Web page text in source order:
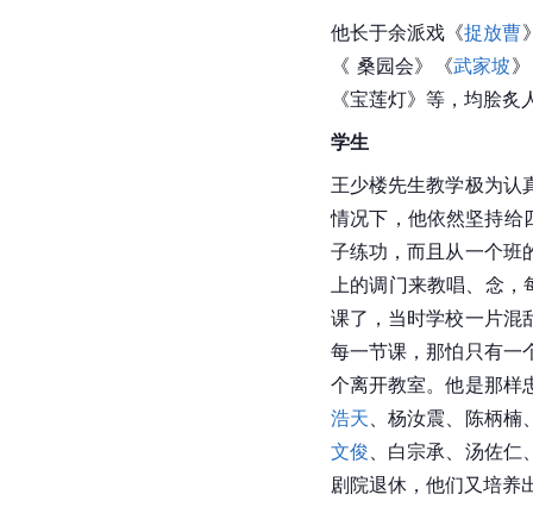
他长于余派戏《捉放曹
《 桑园会》《武家坡
《宝莲灯》等，均脍炙
学生
王少楼先生教学极为认
情况下，他依然坚持给
子练功，而且从一个班
上的调门来教唱、念
课了，当时学校一片混
每一节课，那怕只有一
个离开教室。他是那样
浩天 、杨汝震、陈柄
文俊 、白宗承、汤佐
剧院退休，他们又培养